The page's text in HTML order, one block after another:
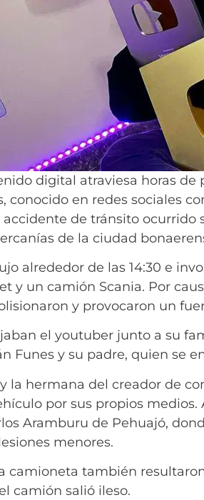
digital atraviesa horas
conocido en redes sociales
accidente de tránsito ocurrido
de la ciudad
alrededor de las 14:30 e
y un camión Scania. Por
y provocaron un
el youtuber junto a su
Funes y su padre, quien se
la hermana del creador de
por sus propios
Aramburu de Pehuajó,
menores.
camioneta también
camión salió ileso.